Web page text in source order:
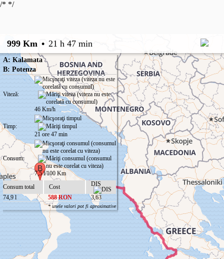
/* */
999 Km • 21 h 47 min
A: Kalamata
B: Potenza
Viteză:
46 Km/h
Timp:
21 ore 47 min
Consum:
7,5 l/100 Km
Consum total
Cost
DIS
74,9 l
588 RON 3,63
* unele valori pot fi aproximative